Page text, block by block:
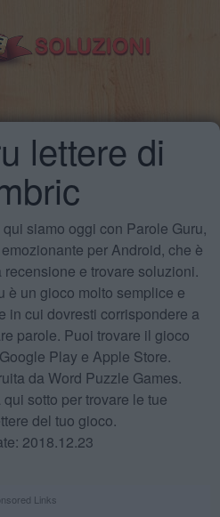
lettere di
siamo oggi con Parole Guru,
per Android, che è
recensione e trovare soluzioni.
è un gioco molto semplice e
in cui dovresti corrispondere a
parole. Puoi trovare il gioco
Play e Apple Store.
da Word Puzzle Games.
sotto per trovare le tue
del tuo gioco.
2018.12.23
Links